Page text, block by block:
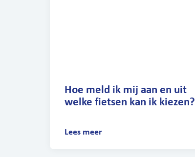
Hoe meld ik mij aan en uit
welke fietsen kan ik kiezen?
Lees meer